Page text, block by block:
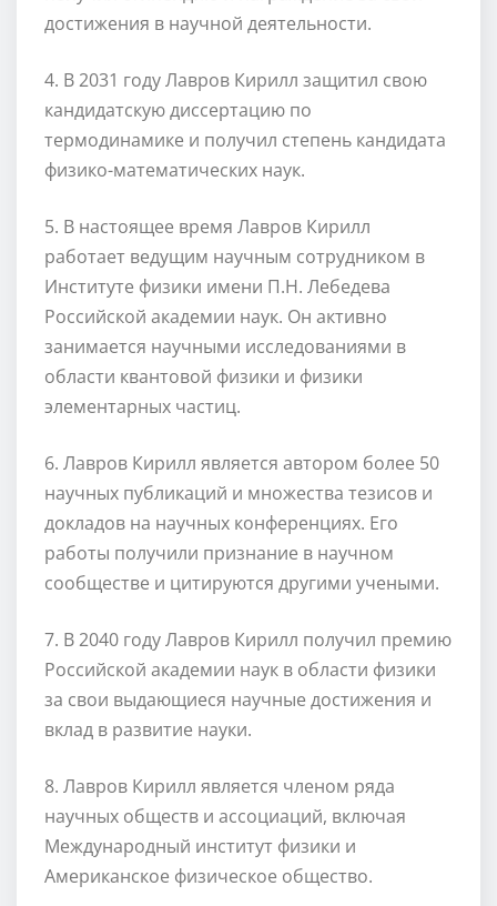
достижения в научной деятельности.
4. В 2031 году Лавров Кирилл защитил свою
кандидатскую диссертацию по
термодинамике и получил степень кандидата
физико-математических наук.
5. В настоящее время Лавров Кирилл
работает ведущим научным сотрудником в
Институте физики имени П.Н. Лебедева
Российской академии наук. Он активно
занимается научными исследованиями в
области квантовой физики и физики
элементарных частиц.
6. Лавров Кирилл является автором более 50
научных публикаций и множества тезисов и
докладов на научных конференциях. Его
работы получили признание в научном
сообществе и цитируются другими учеными.
7. В 2040 году Лавров Кирилл получил премию
Российской академии наук в области физики
за свои выдающиеся научные достижения и
вклад в развитие науки.
8. Лавров Кирилл является членом ряда
научных обществ и ассоциаций, включая
Международный институт физики и
Американское физическое общество.